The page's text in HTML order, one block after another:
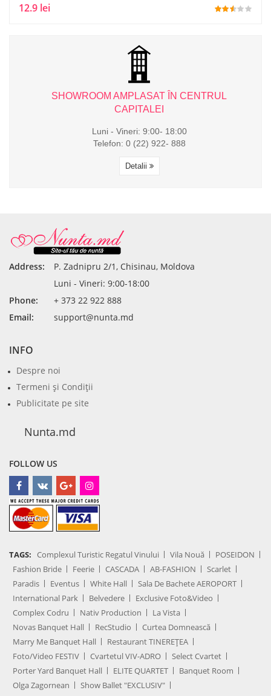
12.9 lei
SHOWROOM AMPLASAT ÎN CENTRUL
CAPITALEI
Luni - Vineri: 9:00- 18:00
Telefon: 0 (22) 922- 888
Detalii
Address:
P. Zadnipru 2/1, Chisinau, Moldova
Luni - Vineri: 9:00-18:00
Phone:
+ 373 22 922 888
Email:
support@nunta.md
INFO
Despre noi
Termeni şi Condiţii
Publicitate pe site
Nunta.md
FOLLOW US
TAGS: Complexul Turistic Regatul Vinului Vila Nouă
POSEIDON
Fashion Bride
Feerie CASCADA AB-FASHION
Scarlet
Paradis
Eventus White Hall
Sala De Bachete AEROPORT
International Park
Belvedere
Exclusive Foto&Video
Complex Codru
Nativ Production
La Vista
Novas Banquet Hall
RecStudio
Curtea Domnească
Marry Me Banquet Hall
Restaurant TINEREȚEA
Foto/Video FESTIV
Cvartetul VIV-ADRO
Select Cvartet
Porter Yard Banquet Hall
ELITE QUARTET
Banquet Room
Olga Zagornean
Show Ballet "EXCLUSIV"